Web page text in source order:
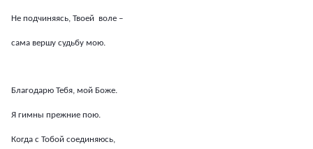
Не подчиняясь, Твоей воле –
сама вершу судьбу мою.
Благодарю Тебя, мой Боже.
Я гимны прежние пою.
Когда с Тобой соединяюсь,